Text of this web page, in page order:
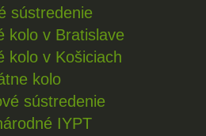
sústredenie
kolo v Bratislave
kolo v Košiciach
kolo
sústredenie
IYPT